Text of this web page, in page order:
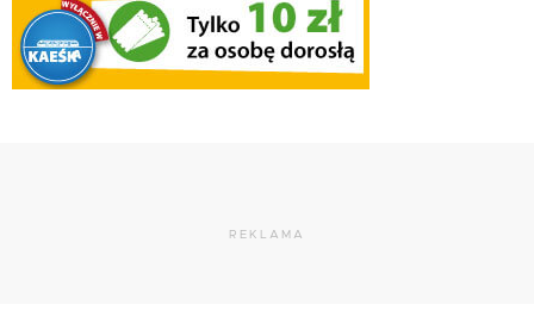
REKLAMA